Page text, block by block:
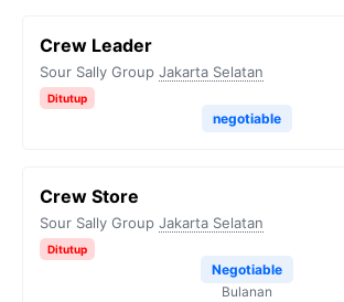
Crew Leader
Sour Sally Group Jakarta Selatan
Ditutup
negotiable
Crew Store
Sour Sally Group Jakarta Selatan
Ditutup
Negotiable
Bulanan